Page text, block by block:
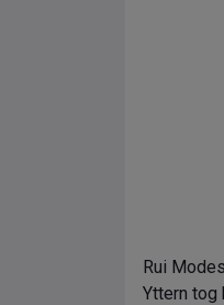
Rui
Yttern tog